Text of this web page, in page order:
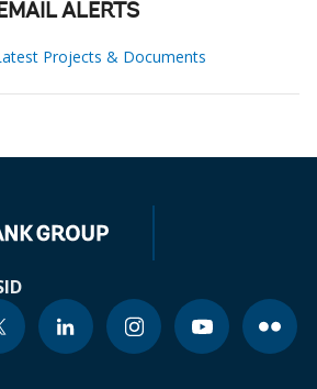
ALERTS
Projects & Documents